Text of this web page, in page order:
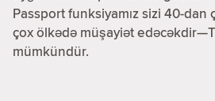
Passport funksiyamız sizi 40-dan
çox ölkədə müşayiət
mümkündür.